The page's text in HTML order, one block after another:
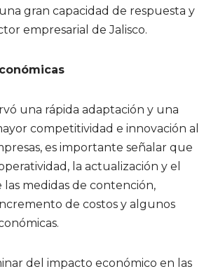
gran capacidad de respuesta y
empresarial de Jalisco.
una rápida adaptación y una
competitividad e innovación al
es importante señalar que
la actualización y el
medidas de contención,
de costos y algunos
del impacto económico en las